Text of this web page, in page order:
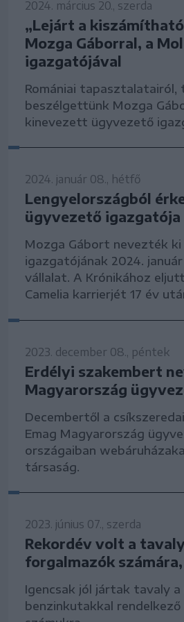
2024. március 20., szerda
„Lejárt a
Mozga Gáborral, a
igazgatójával
Romániai tapasztalatairól,
beszélgettünk Mozga
kinevezett ügyvezető
2024. január 08., hétfő
Lengyelországból
ügyvezető igazgatója
Mozga Gábort nevezték ki
igazgatójának 2024.
vállalat. A Krónikához
Camelia karrierjét 17 év
2023. december 08., péntek
Erdélyi szakembert
Magyarország
Decembertől a
Emag Magyarország
országaiban
társaság.
2023. június 07., szerda
Rekordév volt a
forgalmazók
Igencsak jól jártak tavaly
benzinkutakkal